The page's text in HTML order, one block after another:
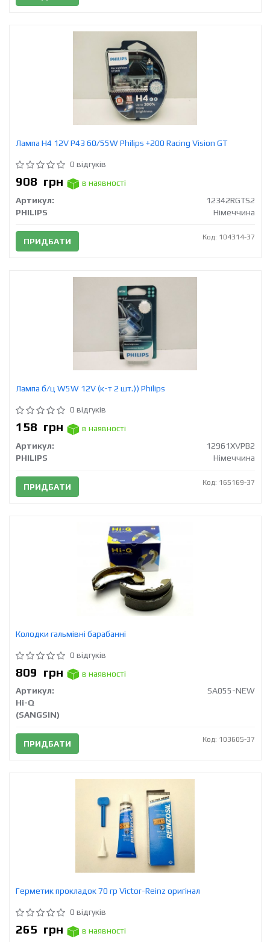
Лампа H4 12V Р43 60/55W Philips +200 Racing Vision GT
0 відгуків
908 грн
в наявності
Артикул:
12342RGTS2
PHILIPS
Німеччина
ПРИДБАТИ Код: 104314-37
Лампа б/ц W5W 12V (к-т 2 шт.)) Philips
0 відгуків
158 грн
в наявності
Артикул:
12961XVPB2
PHILIPS
Німеччина
ПРИДБАТИ Код: 165169-37
Колодки гальмівні барабанні
0 відгуків
809 грн
в наявності
Артикул:
SA055-NEW
Hi-Q
(SANGSIN)
ПРИДБАТИ Код: 103605-37
Герметик прокладок 70 гр Victor-Reinz оригінал
0 відгуків
265 грн
в наявності